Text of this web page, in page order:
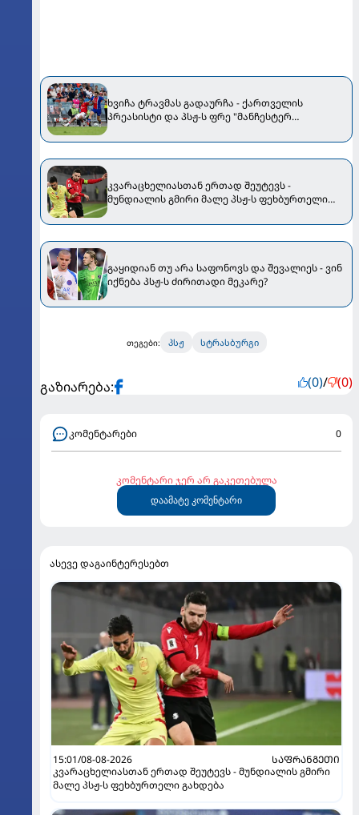
ხვიჩა ტრავმას გადაურჩა - ქართველის
პრეასისტი და პსჟ-ს ფრე "მანჩესტერ
კვარაცხელიასთან ერთად შეუტევს -
მუნდიალის გმირი მალე პსჟ-ს ფეხბურთელი
გაყიდიან თუ არა საფონოვს და შევალიეს - ვინ
იქნება პსჟ-ს ძირითადი მეკარე?
თეგები: პსჟ სტრასბურგი
გაზიარება: (0)/ (0)
კომენტარები 0
კომენტარი ჯერ არ გაკეთებულა
დაამატე კომენტარი
ასევე დაგაინტერესებთ
15:01/08-08-2026
ᲡᲐᲤᲠᲐᲜᲒᲔᲗᲘ
კვარაცხელიასთან ერთად შეუტევს - მუნდიალის გმირი
მალე პსჟ-ს ფეხბურთელი გახდება